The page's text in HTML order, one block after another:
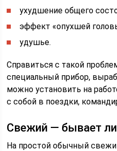
ухудшение общего
эффект «опухшей
удушье.
Справиться с такой
специальный прибор,
можно установить на
с собой в поездки,
Свежий — бывает ли
На простой обычный